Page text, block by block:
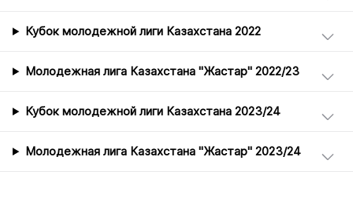
Кубок молодежной лиги Казахстана 2022
Молодежная лига Казахстана "Жастар" 2022/23
Кубок молодежной лиги Казахстана 2023/24
Молодежная лига Казахстана "Жастар" 2023/24